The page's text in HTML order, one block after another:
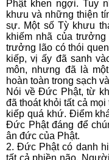
Phật khen ngợi. Tuy
khưu và những thiện
sự. Một số Tỳ khưu
khiếm nhã của
trưởng lão có thói
kiếp, vị ấy đã sanh
môn, nhưng đã là
hoàn toàn trong sạch
Nói về Ðức Phật, từ
đã thoát khỏi tất cả
kiếp quá khứ. Ðiểm
Ðức Phật đáng để
ân đức của Phật.
2. Ðức Phật có danh
tất cả phiền não.